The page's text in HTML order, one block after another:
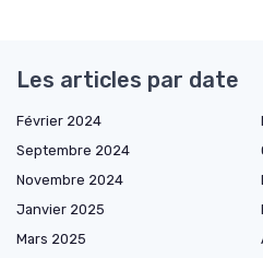
Les articles par date
Février 2024
Septembre 2024
Novembre 2024
Janvier 2025
Mars 2025